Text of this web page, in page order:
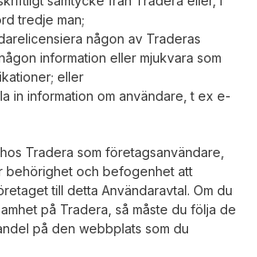
tredje man;
någon av Traderas
information eller mjukvara som
eller
in information om användare, t ex e-
Tradera som företagsanvändare,
behörighet och befogenhet att
till detta Användaravtal. Om du
på Tradera, så måste du följa de
på den webbplats som du